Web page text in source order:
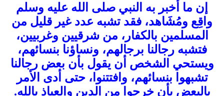
إن ما أخبر به النبي صلى الله عليه وسلم
واقِع ومُشَاهد، فقد تشبه عدد غير قليل من
المسلمين بالكفار، من شرقيين وغربيين،
فتشبه رجالنا برجالهم، ونساؤنا بنسائهم،
ويستحي الشخص أن يقول بأن بعض رجالنا
تشبهوا بنسائهم، وافتتنوا، حتى أدى الأمر
بالبعض بأن خرجوا من الدين والعياذ بالله.